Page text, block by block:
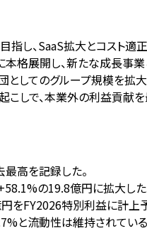
し、SaaS拡大とコスト適正
展開し、新たな成長事業
してのグループ規模を拡大
しで、本業外の利益貢献を
高を記録した。
の19.8億円に拡大した
をFY2026特別利益に計上
と流動性は維持されている